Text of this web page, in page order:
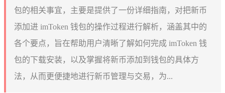
包的相关事宜，主要是提供了一份详细指南，对把新币
添加进 imToken 钱包的操作过程进行解析，涵盖其中的
各个要点，旨在帮助用户清晰了解如何完成 imToken 钱
包的下载安装，以及掌握将新币添加到钱包的具体方
法，从而更便捷地进行新币管理与交易，为...